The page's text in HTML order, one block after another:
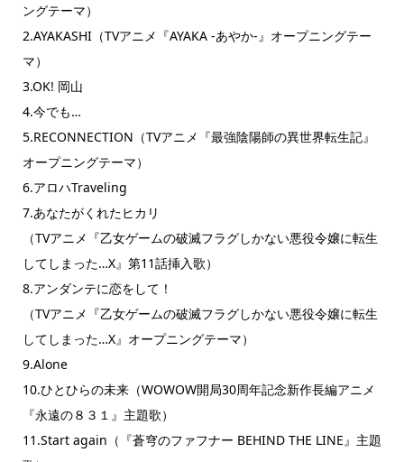
ングテーマ）
2.AYAKASHI（TVアニメ『AYAKA -あやか-』オープニングテー
マ）
3.OK! 岡山
4.今でも…
5.RECONNECTION（TVアニメ『最強陰陽師の異世界転生記』
オープニングテーマ）
6.アロハTraveling
7.あなたがくれたヒカリ
（TVアニメ『乙女ゲームの破滅フラグしかない悪役令嬢に転生
してしまった…X』第11話挿入歌）
8.アンダンテに恋をして！
（TVアニメ『乙女ゲームの破滅フラグしかない悪役令嬢に転生
してしまった…X』オープニングテーマ）
9.Alone
10.ひとひらの未来（WOWOW開局30周年記念新作長編アニメ
『永遠の８３１』主題歌）
11.Start again（『蒼穹のファフナー BEHIND THE LINE』主題